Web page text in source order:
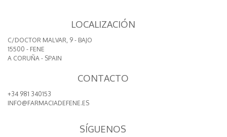
LOCALIZACIÓN
C/DOCTOR MALVAR, 9 - BAJO
15500 - FENE
A CORUÑA - SPAIN
CONTACTO
+34 981 340153
INFO@FARMACIADEFENE.ES
SÍGUENOS